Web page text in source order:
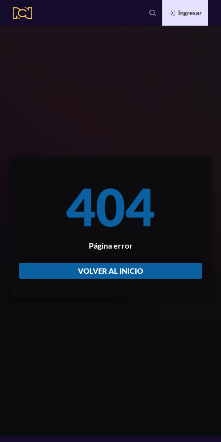
Ingresar
404
Página error
VOLVER AL INICIO